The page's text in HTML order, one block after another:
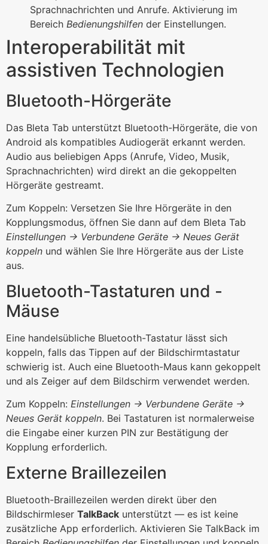
Sprachnachrichten und Anrufe. Aktivierung im
Bereich Bedienungshilfen der Einstellungen.
Interoperabilität mit
assistiven Technologien
Bluetooth-Hörgeräte
Das Bleta Tab unterstützt Bluetooth-Hörgeräte, die von
Android als kompatibles Audiogerät erkannt werden.
Audio aus beliebigen Apps (Anrufe, Video, Musik,
Sprachnachrichten) wird direkt an die gekoppelten
Hörgeräte gestreamt.
Zum Koppeln: Versetzen Sie Ihre Hörgeräte in den
Kopplungsmodus, öffnen Sie dann auf dem Bleta Tab
Einstellungen → Verbundene Geräte → Neues Gerät
koppeln und wählen Sie Ihre Hörgeräte aus der Liste
aus.
Bluetooth-Tastaturen und -
Mäuse
Eine handelsübliche Bluetooth-Tastatur lässt sich
koppeln, falls das Tippen auf der Bildschirmtastatur
schwierig ist. Auch eine Bluetooth-Maus kann gekoppelt
und als Zeiger auf dem Bildschirm verwendet werden.
Zum Koppeln: Einstellungen → Verbundene Geräte →
Neues Gerät koppeln. Bei Tastaturen ist normalerweise
die Eingabe einer kurzen PIN zur Bestätigung der
Kopplung erforderlich.
Externe Braillezeilen
Bluetooth-Braillezeilen werden direkt über den
Bildschirmleser TalkBack unterstützt — es ist keine
zusätzliche App erforderlich. Aktivieren Sie TalkBack im